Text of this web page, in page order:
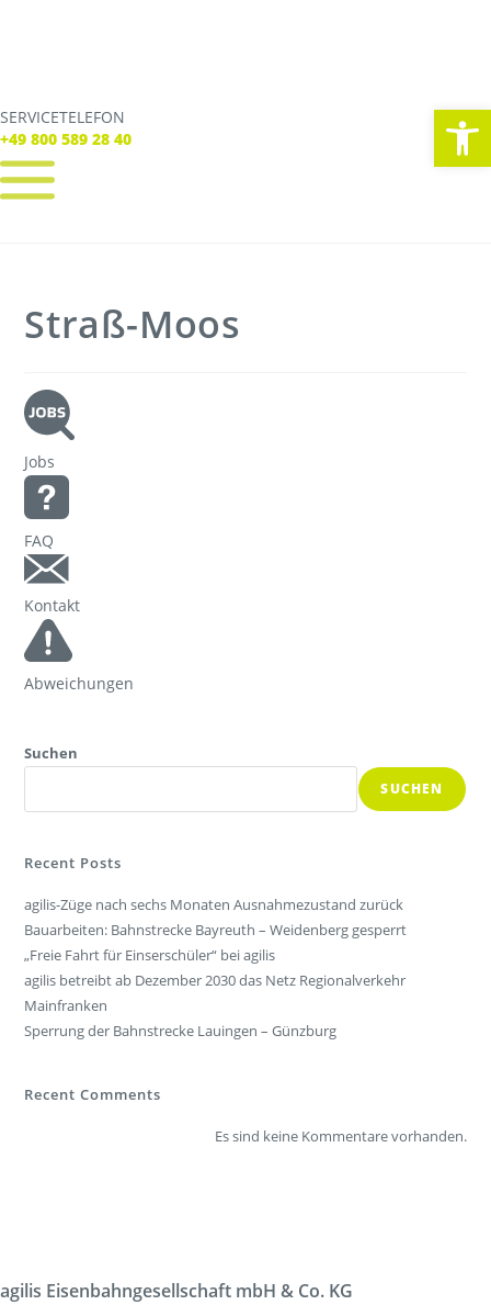
SERVICETELEFON
+49 800 589 28 40
SERVICE TELEFON
+49 800 589 28 40
Tickets
Freizeit
Straß-Moos
Jobs
FAQ
Kontakt
Abweichungen
Suchen
SUCHEN
Recent Posts
agilis-Züge nach sechs Monaten Ausnahmezustand zurück
Bauarbeiten: Bahnstrecke Bayreuth – Weidenberg gesperrt
„Freie Fahrt für Einserschüler“ bei agilis
agilis betreibt ab Dezember 2030 das Netz Regionalverkehr
Mainfranken
Sperrung der Bahnstrecke Lauingen – Günzburg
Recent Comments
Es sind keine Kommentare vorhanden.
agilis Eisenbahngesellschaft mbH & Co. KG